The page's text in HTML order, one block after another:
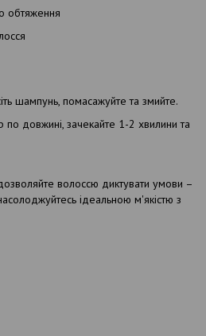
обтяження
шампунь, помасажуйте та змийте.
по довжині зачекайте 1-2 хвилини та
волоссю диктувати умови –
ідеальною м'якістю з